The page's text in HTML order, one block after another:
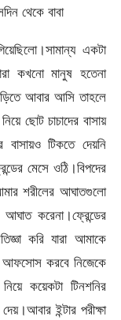
থেকে বাবা
একটা
কখনো মানুষ হতেনা
আবার আসি তাহলে
ছোট চাচাদের বাসায়
বাসায়ও টিকতে দেয়নি
মেসে ওঠি।বিপদের
শরীলের আঘাতগুলো
করেনা।ফ্রেন্ডের
করি যারা আমাকে
আফসোস করবে নিজেকে
কয়েকটা টিনশনির
ইন্টার পরীক্ষা